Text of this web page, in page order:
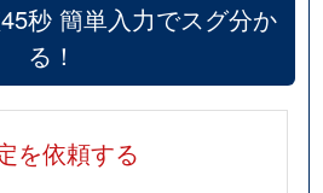
秒 簡単入力でスグ分か
る！
を依頼する